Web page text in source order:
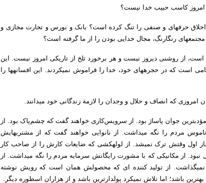
امروز کاسب حبیب خدا نیست؟
اخلاق حرفهای و صنفی را تنگ کرده است؟ بانک و بورس و تجارت مجازی و
مجتمعهای رنگارنگ، مجال خدایی بودن را از ما گرفته است؟
است، از روشنی دیروز نیست و هر برخورد تلخ از تاریکی امروز نیست. این
است که در حجرههای خود، خدا را فراموش نمیکردند این افسانهها را
امروزی که انصاف و حلال و وجدان را لازمة زندگانی خود میدانند
مؤدبترین جوان پاساژ بود از سرویسکاری خواهند گفت که چشم پاک بود
از
ناموس مردم را نگه میداشت از نانوایی خواهند گفت که از مشتریهایش
اول وقتش ترک نمیشد از لولهکشی که ضایعات کارش را از صاحب کار
نبود از مکانیکی که با مشورت رایگانش سرمایه مردم را نگه میداشت. از
نمیگذاشت از تولید کننده ای که محصولش همان است که رویش نوشته
بهترین باشد؛ اما تلاش نمیکرد پولدارترین باشد و از هزاران اسطوره دیگر